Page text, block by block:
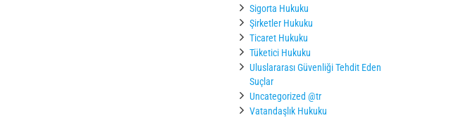
Sigorta Hukuku
Şirketler Hukuku
Ticaret Hukuku
Tüketici Hukuku
Uluslararası Güvenliği Tehdit Eden
Suçlar
Uncategorized @tr
Vatandaşlık Hukuku